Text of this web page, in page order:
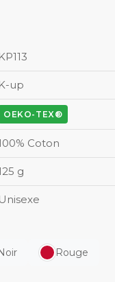
KP113
K-up
OEKO-TEX®
Coton
g
Unisexe
Rouge